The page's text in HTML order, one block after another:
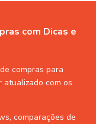
com Dicas e
compras para
atualizado com os
comparações de